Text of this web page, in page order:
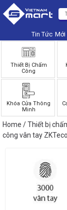
Tin Tức
Thiết Bị Chấm
Công
Khóa Cửa Thông
Minh
Home /Thiết bị
công vân tay